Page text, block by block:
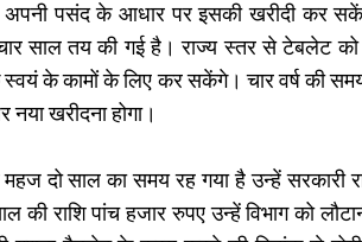
अपनी पसंद के आधार पर इसकी खरीदी कर
साल तय की गई है। राज्य स्तर से टेबलेट को
के कामों के लिए कर सकेंगे। चार वर्ष की समय
खरीदना होगा।
दो साल का समय रह गया है उन्हें सरकारी
की राशि पांच हजार रुपए उन्हें विभाग को